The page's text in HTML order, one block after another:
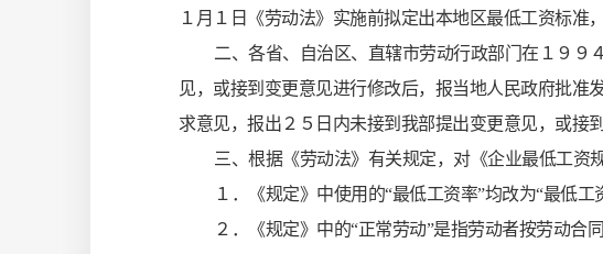
１月１日《劳动法》实施前拟定出本地区最低工资标准
二、各省、自治区、直辖市劳动行政部门在１９９
见，或接到变更意见进行修改后，报当地人民政府批准
求意见，报出２５日内未接到我部提出变更意见，或接
三、根据《劳动法》有关规定，对《企业最低工资
１．《规定》中使用的“最低工资率”均改为“最低工
２．《规定》中的“正常劳动”是指劳动者按劳动